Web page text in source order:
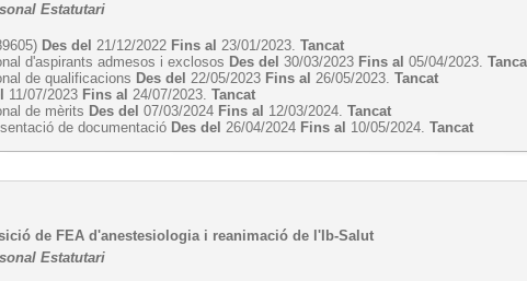
Estatutari
Des del 21/12/2022 Fins al 23/01/2023.Tancat
d'aspirants admesos i exclosos Des del 30/03/2023 Fins al 05/04/2023.
de qualificacions Des del 22/05/2023 Fins al 26/05/2023.Tancat
11/07/2023 Fins al 24/07/2023.Tancat
de mèrits Des del 07/03/2024 Fins al 12/03/2024.Tancat
de documentació Des del 26/04/2024 Fins al 10/05/2024.Tancat
de FEA d'anestesiologia i reanimació de l'Ib-Salut
Estatutari